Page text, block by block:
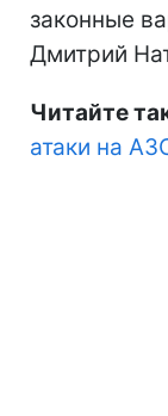
законные
Дмитрий
Читайте
атаки на